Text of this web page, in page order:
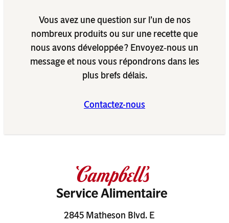
2845 Matheson Blvd. E
Vous avez une question sur l’un de nos
nombreux produits ou sur une recette que
nous avons développée ? Envoyez‑nous un
message et nous vous répondrons dans les
plus brefs délais.
Contactez-nous